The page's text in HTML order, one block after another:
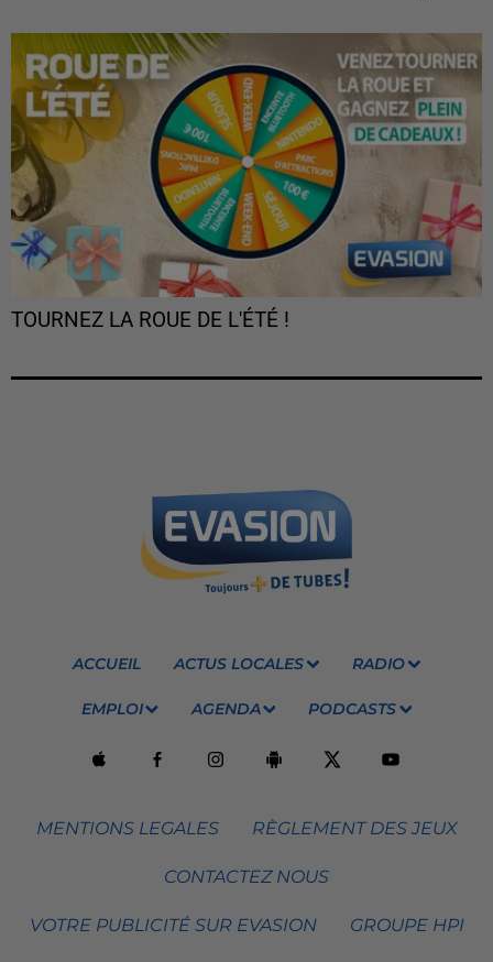
TOURNEZ LA ROUE DE L'ÉTÉ !
ACCUEIL ACTUS LOCALES RADIO
EMPLOI AGENDA PODCASTS
MENTIONS LEGALES RÈGLEMENT DES JEUX
CONTACTEZ NOUS
VOTRE PUBLICITÉ SUR EVASION GROUPE HPI